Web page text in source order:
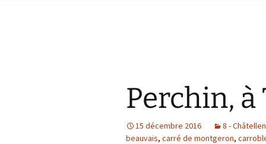
Perchin, à
15 décembre 2016 8 -
beauvais, carré de montgeron,